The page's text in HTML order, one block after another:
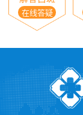
在线答疑